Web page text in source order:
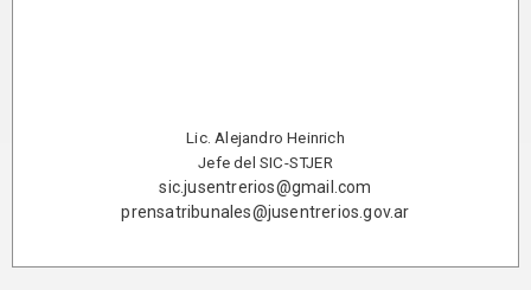
Lic. Alejandro Heinrich
Jefe del SIC-STJER
sic.jusentrerios@gmail.com
prensatribunales@jusentrerios.gov.ar